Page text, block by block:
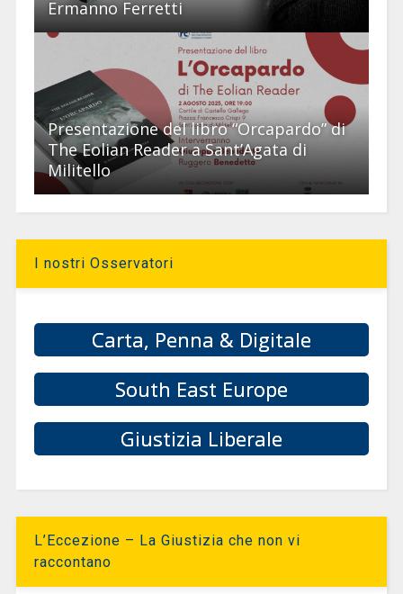
Ermanno Ferretti
Presentazione del libro “Orcapardo” di
The Eolian Reader a Sant’Agata di
Militello
I nostri Osservatori
Carta, Penna & Digitale
South East Europe
Giustizia Liberale
L’Eccezione – La Giustizia che non vi
raccontano